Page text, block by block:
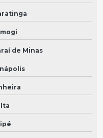
de Minas